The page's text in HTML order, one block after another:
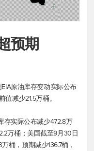
预期
原油库存变动实际公布
减少21.5万桶。
存实际公布减少472.8万
万桶；美国截至9月30日
桶，预期减少136.7桶，